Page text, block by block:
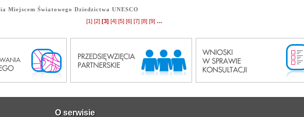
Miejscem Światowego Dziedzictwa UNESCO
[1] [2] [3] [4] [5] [6] [7] [8] [9] …
O serwisie